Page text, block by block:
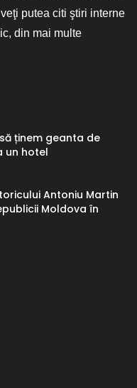
putea citi ştiri interne
din mai multe
ținem geanta de
un hotel
Antoniu Martin
Moldova în